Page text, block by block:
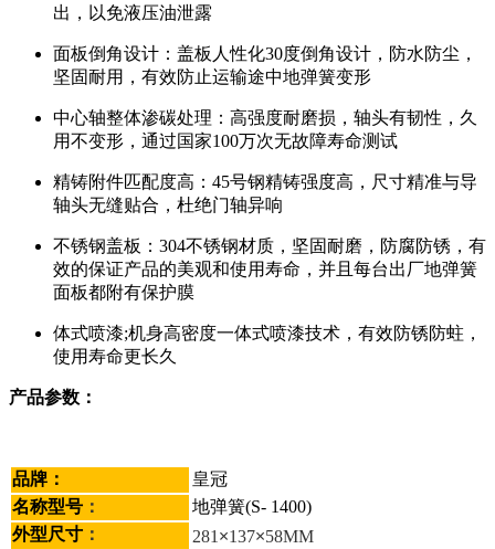
出，以免液压油泄露
面板倒角设计：盖板人性化30度倒角设计，防水防尘，
坚固耐用，有效防止运输途中地弹簧变形
中心轴整体渗碳处理：高强度耐磨损，轴头有韧性，久
用不变形，通过国家100万次无故障寿命测试
精铸附件匹配度高：45号钢精铸强度高，尺寸精准与导
轴头无缝贴合，杜绝门轴异响
不锈钢盖板：304不锈钢材质，坚固耐磨，防腐防锈，有
效的保证产品的美观和使用寿命，并且每台出厂地弹簧
面板都附有保护膜
体式喷漆;机身高密度一体式喷漆技术，有效防锈防蛀，
使用寿命更长久
产品参数：
品牌：
皇冠
名称型号 ：
地弹簧(S- 1400)
外型尺寸 ： 281 ×137×58MM